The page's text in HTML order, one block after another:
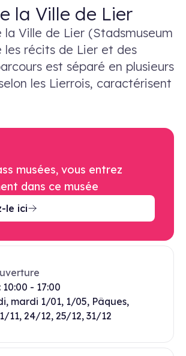
la Ville de Lier
la Ville de Lier (Stadsmuseum
les récits de Lier et des
est séparé en plusieurs
les Lierrois, caractérisent
- 17:00
mardi 1/01, 1/05, Pâques,
11, 24/12, 25/12, 31/12
musées, vous entrez
dans ce musée
le ici